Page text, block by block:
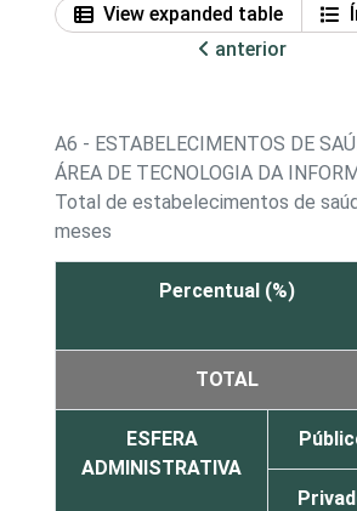
View expanded table
anterior
A6 - ESTABELECIMENTOS DE
ÁREA DE TECNOLOGIA DA
Total de estabelecimentos de
meses
Percentual (%)
TOTAL
ESFERA
ADMINISTRATIVA